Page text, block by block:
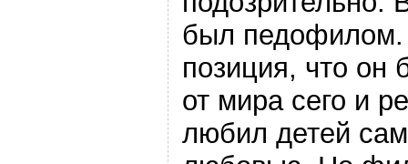
был педофилом.
позиция, что он
от мира сего и
любил детей